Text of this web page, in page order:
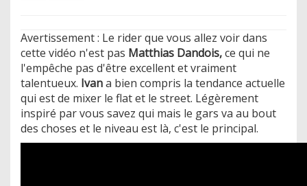
Avertissement : Le rider que vous allez voir dans
cette vidéo n'est pas Matthias Dandois,ce qui ne
l'empêche pas d'être excellent et vraiment
talentueux. Ivana bien compris la tendance actuelle
qui est de mixer le flat et le street. Légèrement
inspiré par vous savez qui mais le gars va au bout
des choses et le niveau est là, c'est le principal.